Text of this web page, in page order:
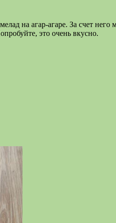
на агар-агаре. За счет него
это очень вкусно.